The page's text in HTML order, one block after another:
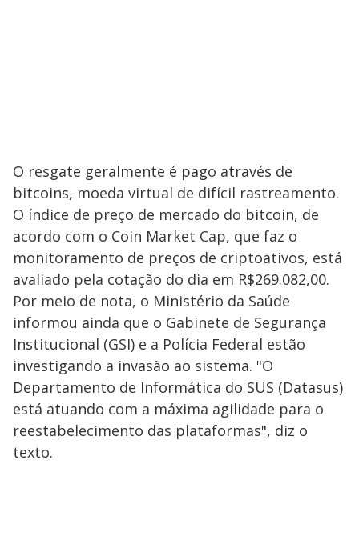
O resgate geralmente é pago através de
bitcoins, moeda virtual de difícil rastreamento.
O índice de preço de mercado do bitcoin, de
acordo com o Coin Market Cap, que faz o
monitoramento de preços de criptoativos, está
avaliado pela cotação do dia em R$269.082,00.
Por meio de nota, o Ministério da Saúde
informou ainda que o Gabinete de Segurança
Institucional (GSI) e a Polícia Federal estão
investigando a invasão ao sistema. "O
Departamento de Informática do SUS (Datasus)
está atuando com a máxima agilidade para o
reestabelecimento das plataformas", diz o
texto.